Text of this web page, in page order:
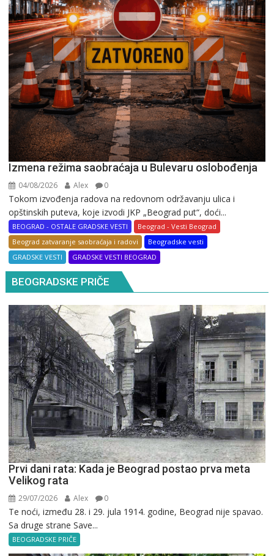
Izmena režima saobraćaja u Bulevaru oslobođenja
04/08/2026 Alex 0
Tokom izvođenja radova na redovnom održavanju ulica i
opštinskih puteva, koje izvodi JKP „Beograd put“, doći...
BEOGRAD - OSTALE GRADSKE VESTI
Beograd - Vesti Beograd
Beograd zatvaranje saobraćaja i radovi
Beogradske vesti
GRADSKE VESTI
GRADSKE VESTI BEOGRAD
BEOGRADSKE PRIČE
Prvi dani rata: Kada je Beograd postao prva meta
Velikog rata
29/07/2026 Alex 0
Te noći, između 28. i 29. jula 1914. godine, Beograd nije spavao.
Sa druge strane Save...
BEOGRADSKE PRIČE